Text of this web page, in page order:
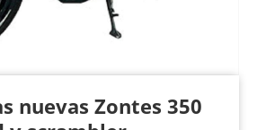
nuevas Zontes 350